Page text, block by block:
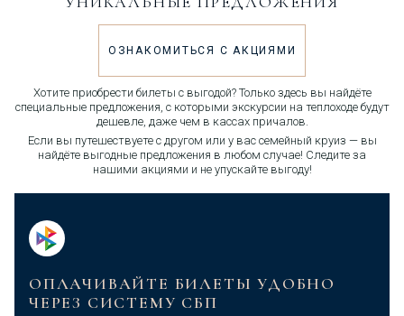
ОЗНАКОМИТЬСЯ С АКЦИЯМИ
Хотите приобрести билеты с выгодой? Только здесь вы найдёте
специальные предложения, с которыми экскурсии на теплоходе будут
дешевле, даже чем в кассах причалов.
Если вы путешествуете с другом или у вас семейный круиз — вы
найдёте выгодные предложения в любом случае! Следите за
нашими акциями и не упускайте выгоду!
ОПЛАЧИВАЙТЕ БИЛЕТЫ УДОБНО
ЧЕРЕЗ СИСТЕМУ СБП